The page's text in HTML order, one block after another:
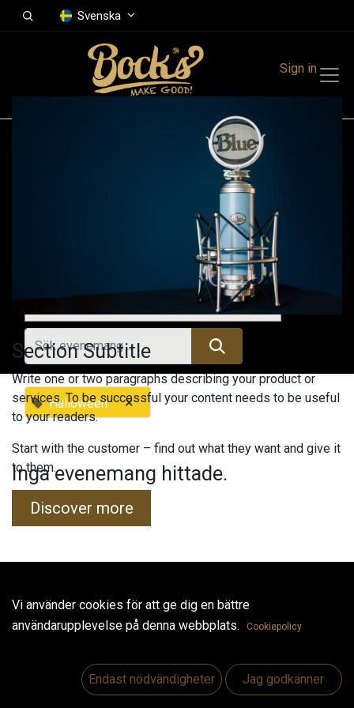
Svenska
Sign in
Kommande evenemang
Halloween ×
Inga evenemang hittade.
Useful Links
Hem
Kontakta oss
Section Subtitle
Write one or two paragraphs describing your product or
services. To be successful your content needs to be useful
to your readers.
Start with the customer – find out what they want and give it
to them.
Discover more
Vi använder cookies för att ge dig en bättre
användarupplevelse på denna webbplats.
Cookiepolicy
Endast nödvändigheter Jag godkänner